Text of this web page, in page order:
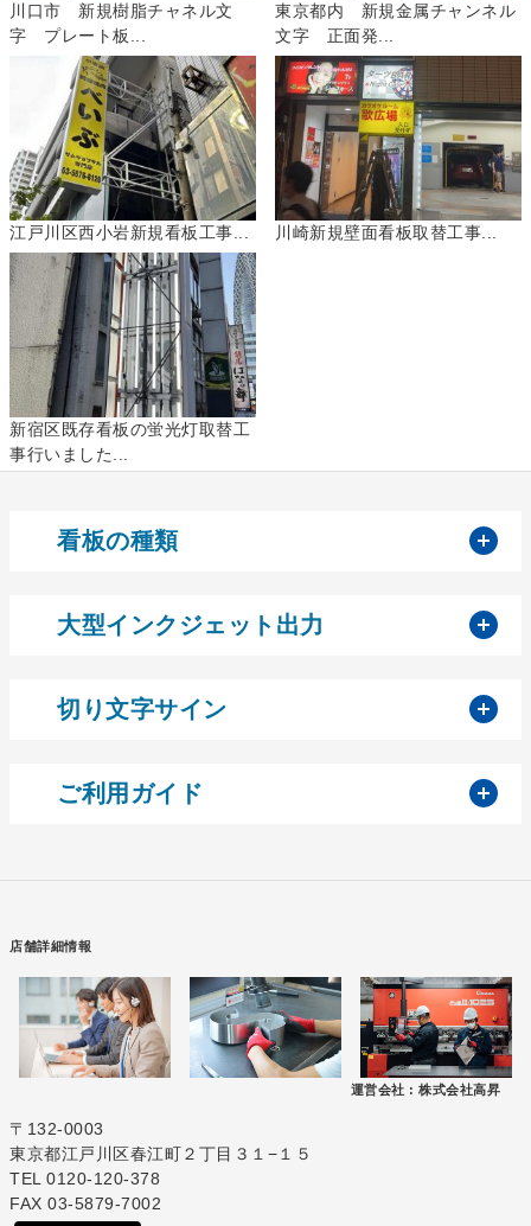
川口市 新規樹脂チャネル文
字 プレート板...
東京都内 新規金属チャンネル
文字 正面発...
江戸川区西小岩新規看板工事... 川崎新規壁面看板取替工事...
新宿区既存看板の蛍光灯取替工
事行いました...
看板の種類
大型インクジェット出力
切り文字サイン
ご利用ガイド
店舗詳細情報
運営会社 : 株式会社高昇
〒132-0003
東京都江戸川区春江町２丁目３１−１５
TEL 0120-120-378
FAX 03-5879-7002